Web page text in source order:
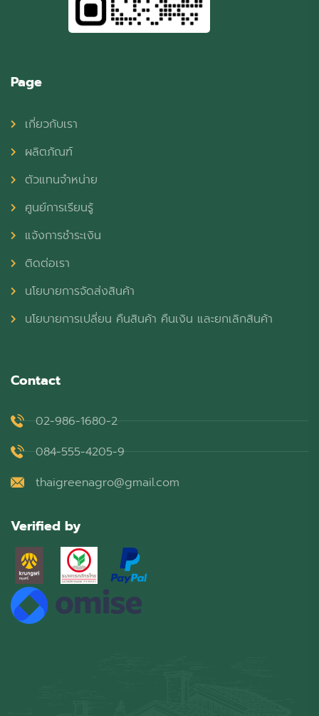
Page
เกี่ยวกับเรา
ผลิตภัณฑ์
ตัวแทนจำหน่าย
ศูนย์การเรียนรู้
แจ้งการชำระเงิน
ติดต่อเรา
นโยบายการจัดส่งสินค้า
นโยบายการเปลี่ยน คืนสินค้า คืนเงิน และยกเลิกสินค้า
Contact
02-986-1680-2
084-555-4205-9
thaigreenagro@gmail.com
Verified by